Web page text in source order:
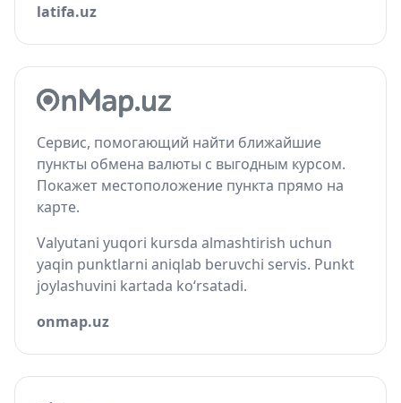
latifa.uz
Сервис, помогающий найти ближайшие
пункты обмена валюты с выгодным курсом.
Покажет местоположение пункта прямо на
карте.
Valyutani yuqori kursda almashtirish uchun
yaqin punktlarni aniqlab beruvchi servis. Punkt
joylashuvini kartada ko‘rsatadi.
onmap.uz